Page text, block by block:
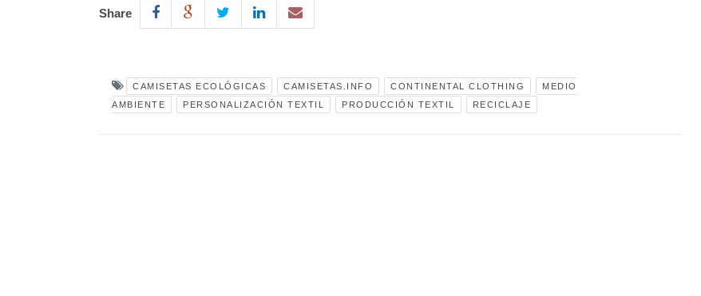
Share
CAMISETAS ECOLÓGICAS CAMISETAS.INFO CONTINENTAL CLOTHING
MEDIO
AMBIENTE
PERSONALIZACIÓN TEXTIL PRODUCCIÓN TEXTIL RECICLAJE